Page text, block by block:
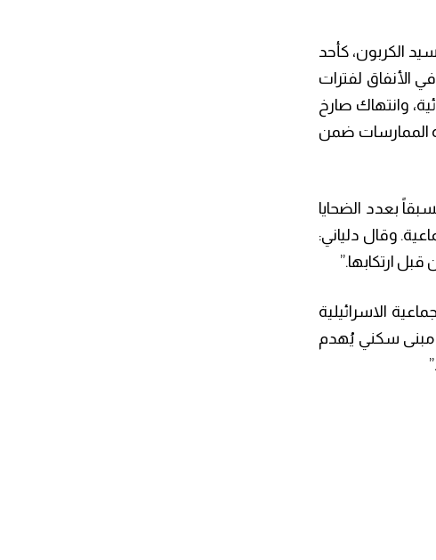
الكربون، كأحد
الأنفاق لفترات
وانتهاك صارخ
الممارسات ضمن
بعدد الضحايا
وقال دلياني:
ارتكابها.”
الاسرائيلية
مبنى سكني يُهدم